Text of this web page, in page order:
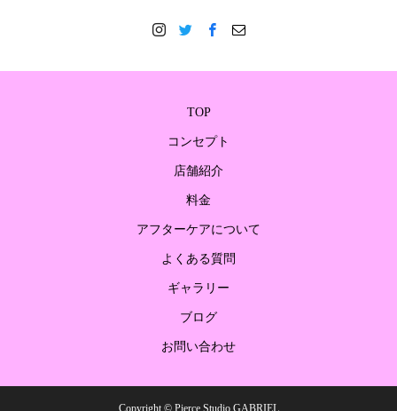
TOP
コンセプト
店舗紹介
料金
アフターケアについて
よくある質問
ギャラリー
ブログ
お問い合わせ
Copyright © Pierce Studio GABRIEL